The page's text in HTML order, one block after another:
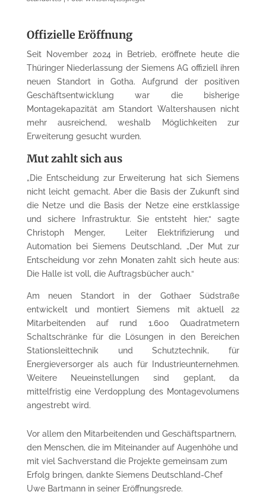
Offizielle Eröffnung
Seit November 2024 in Betrieb, eröffnete heute die
Thüringer Niederlassung der Siemens AG offiziell ihren
neuen Standort in Gotha. Aufgrund der positiven
Geschäftsentwicklung war die bisherige
Montagekapazität am Standort Waltershausen nicht
mehr ausreichend, weshalb Möglichkeiten zur
Erweiterung gesucht wurden.
Mut zahlt sich aus
„Die Entscheidung zur Erweiterung hat sich Siemens
nicht leicht gemacht. Aber die Basis der Zukunft sind
die Netze und die Basis der Netze eine erstklassige
und sichere Infrastruktur. Sie entsteht hier,“ sagte
Christoph Menger, Leiter Elektrifizierung und
Automation bei Siemens Deutschland, „Der Mut zur
Entscheidung vor zehn Monaten zahlt sich heute aus:
Die Halle ist voll, die Auftragsbücher auch.“
Am neuen Standort in der Gothaer Südstraße
entwickelt und montiert Siemens mit aktuell 22
Mitarbeitenden auf rund 1.600 Quadratmetern
Schaltschränke für die Lösungen in den Bereichen
Stationsleittechnik und Schutztechnik, für
Energieversorger als auch für Industrieunternehmen.
Weitere Neueinstellungen sind geplant, da
mittelfristig eine Verdopplung des Montagevolumens
angestrebt wird.
Vor allem den Mitarbeitenden und Geschäftspartnern,
den Menschen, die im Miteinander auf Augenhöhe und
mit viel Sachverstand die Projekte gemeinsam zum
Erfolg bringen, dankte Siemens Deutschland-Chef
Uwe Bartmann in seiner Eröffnungsrede.